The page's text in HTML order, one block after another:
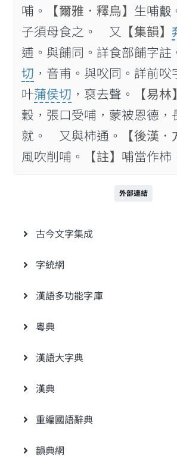
哺。
【爾雅．釋鳥】 生哺𪃟
子須母食之。 又
【集韻】
逋。與餔同。詳食部餔字
切 ，音甫。與㕮同。詳前
叶蒲侯切 ，裒去聲。 【易林】
穀，張口受哺，蒙被恩德，
就。 又與柿通。
【後漢．
風吹削哺。
【註】 哺當作柿
外部連結
古今文字集成
字統網
漢語多功能字庫
粵典
漢語大字典
漢典
重編國語辭典
韻典網